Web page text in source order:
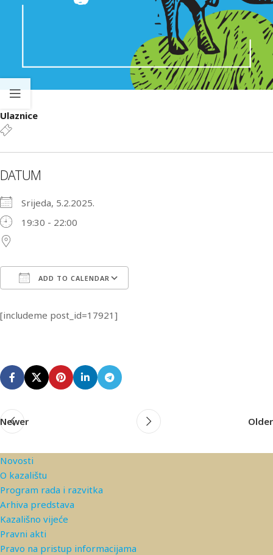
Ulaznice
DATUM
Srijeda, 5.2.2025.
19:30 - 22:00
ADD TO CALENDAR
[includeme post_id=17921]
Newer Older
Novosti
O kazalištu
Program rada i razvitka
Arhiva predstava
Kazališno vijeće
Pravni akti
Pravo na pristup informacijama